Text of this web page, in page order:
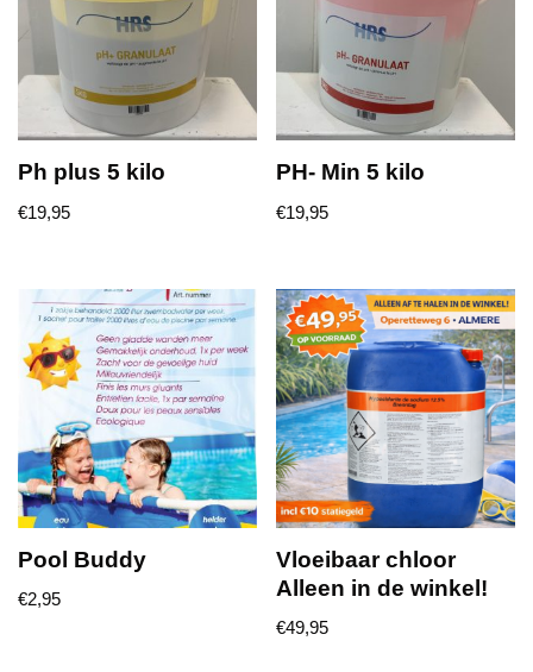
Ph plus 5 kilo
€19,95
PH- Min 5 kilo
€19,95
Pool Buddy
€2,95
Vloeibaar chloor
Alleen in de winkel!
€49,95